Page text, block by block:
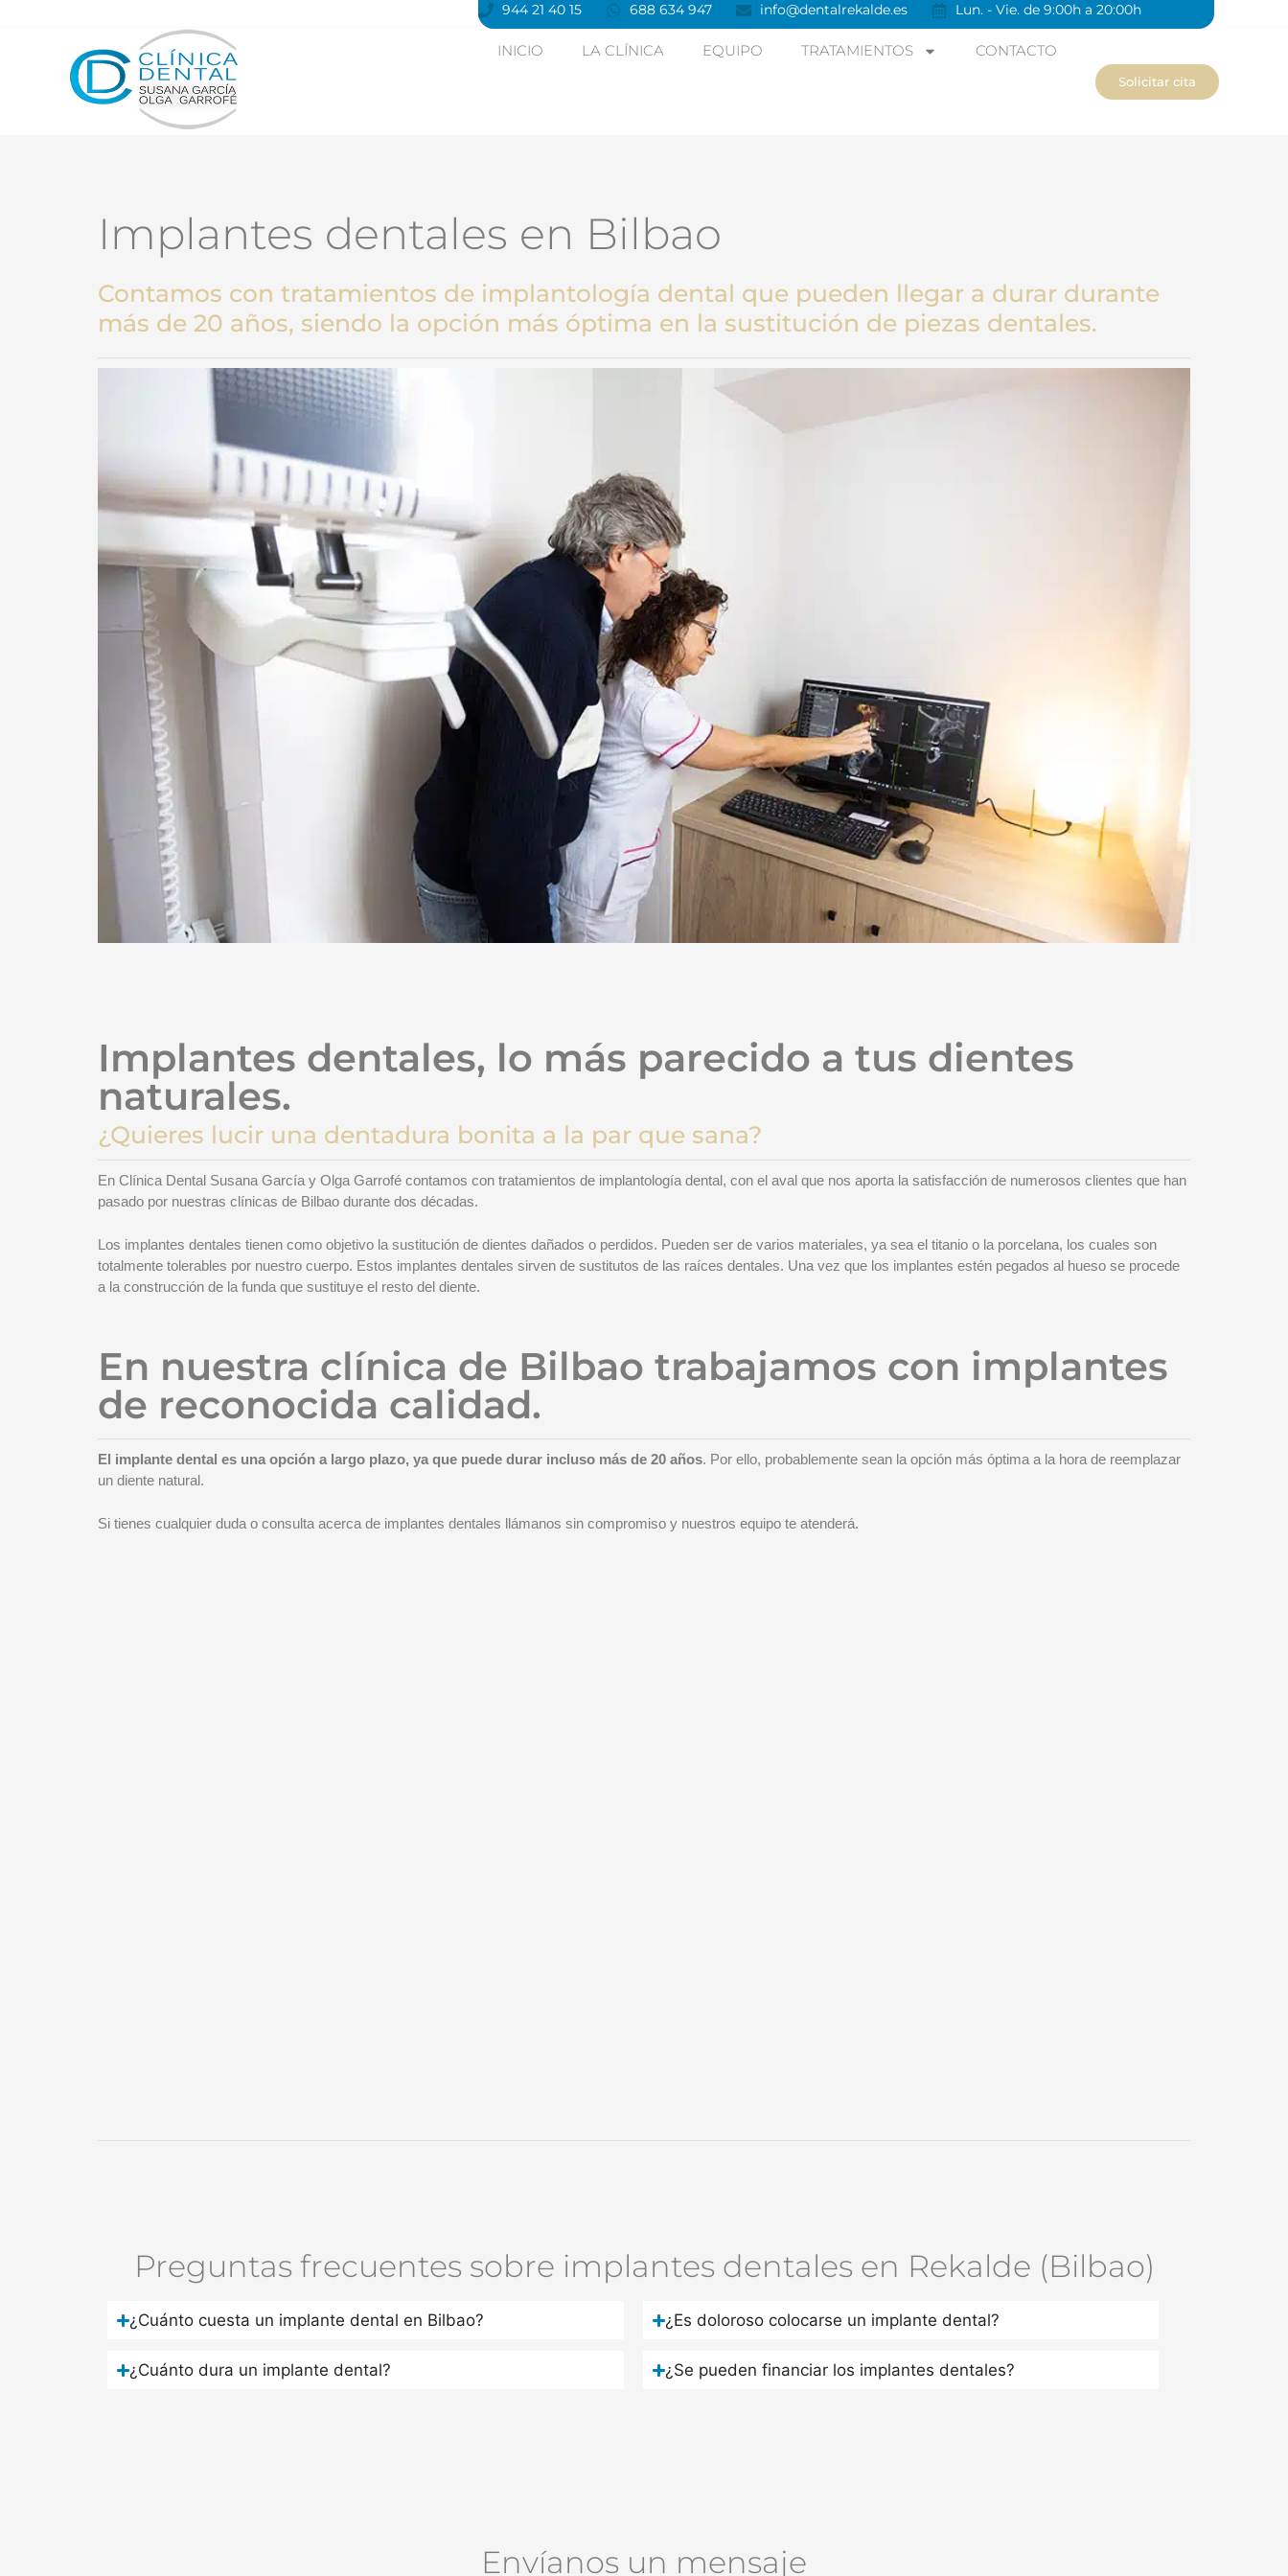
944 21 40 15 688 634 947 info@dentalrekalde.es Lun. - Vie. de 9:00h a 20:00h
INICIO LA CLÍNICA EQUIPO TRATAMIENTOS CONTACTO
Solicitar cita
Implantes dentales en Bilbao
Contamos con tratamientos de implantología dental que pueden llegar a durar durante
más de 20 años, siendo la opción más óptima en la sustitución de piezas dentales.
Implantes dentales, lo más parecido a tus dientes
naturales.
¿Quieres lucir una dentadura bonita a la par que sana?
En Clínica Dental Susana García y Olga Garrofé contamos con tratamientos de implantología dental, con el aval que nos aporta la satisfacción de numerosos clientes que han
pasado por nuestras clínicas de Bilbao durante dos décadas.
Los implantes dentales tienen como objetivo la sustitución de dientes dañados o perdidos. Pueden ser de varios materiales, ya sea el titanio o la porcelana, los cuales son
totalmente tolerables por nuestro cuerpo. Estos implantes dentales sirven de sustitutos de las raíces dentales. Una vez que los implantes estén pegados al hueso se procede
a la construcción de la funda que sustituye el resto del diente.
En nuestra clínica de Bilbao trabajamos con implantes
de reconocida calidad.
El implante dental es una opción a largo plazo, ya que puede durar incluso más de 20 años. Por ello, probablemente sean la opción más óptima a la hora de reemplazar
un diente natural.
Si tienes cualquier duda o consulta acerca de implantes dentales llámanos sin compromiso y nuestros equipo te atenderá.
Preguntas frecuentes sobre implantes dentales en Rekalde (Bilbao)
¿Cuánto cuesta un implante dental en Bilbao?
¿Cuánto dura un implante dental?
¿Es doloroso colocarse un implante dental?
¿Se pueden financiar los implantes dentales?
Envíanos un mensaje